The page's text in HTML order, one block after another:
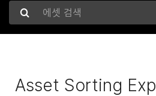
에셋 검색
Asset Sorting